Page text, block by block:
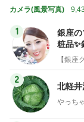
カメラ(風景写真)
1
銀座の
粧品
物で
2
北軽井
やっち